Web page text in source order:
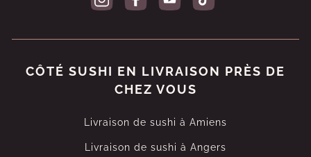
CÔTÉ SUSHI EN LIVRAISON PRÈS DE
CHEZ VOUS
Livraison de sushi à Amiens
Livraison de sushi à Angers